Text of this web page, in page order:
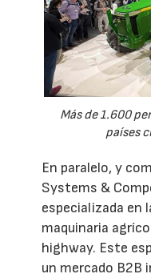
Más de 1.600
países
En paralelo, y
Systems &
especializada en
maquinaria
highway. Este
un mercado B2B